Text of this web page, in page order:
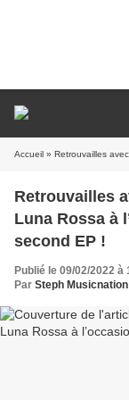
Accueil » Retrouvailles avec
Retrouvailles
Luna Rossa à
second EP !
Publié le 09/02/2022 à
Par Steph Musicnation